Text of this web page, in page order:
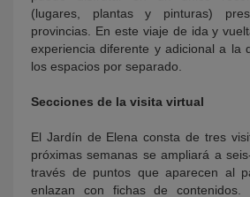
(lugares, plantas y pinturas)
provincias. En este viaje de ida y
experiencia diferente y adicional a la
los espacios por separado.
Secciones de la visita virtual
El Jardín de Elena consta de tres
próximas semanas se ampliará a
través de puntos que aparecen al
enlazan con fichas de